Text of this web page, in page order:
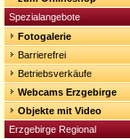
Spezialangebote
Fotogalerie
Barrierefrei
Betriebsverkäufe
Webcams Erzgebirge
Objekte mit Video
Erzgebirge Regional